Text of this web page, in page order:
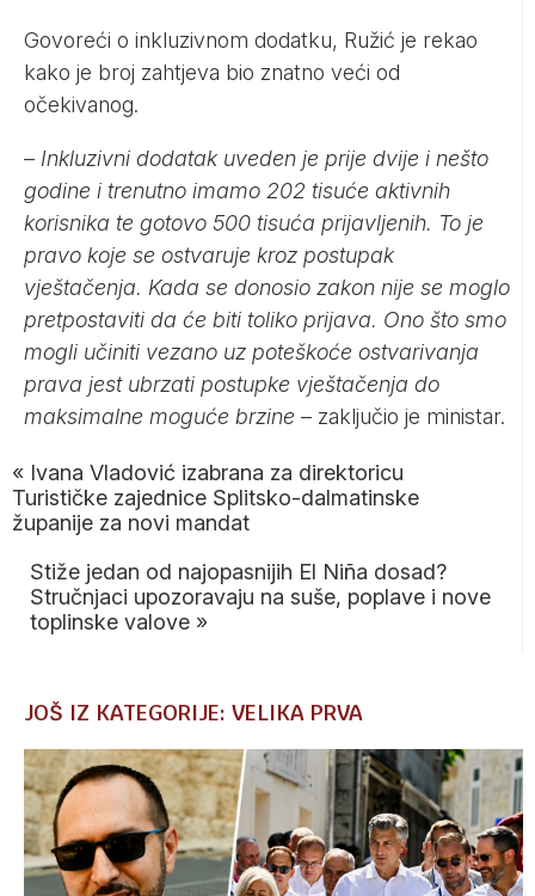
Govoreći o inkluzivnom dodatku, Ružić je rekao
kako je broj zahtjeva bio znatno veći od
očekivanog.
– Inkluzivni dodatak uveden je prije dvije i nešto
godine i trenutno imamo 202 tisuće aktivnih
korisnika te gotovo 500 tisuća prijavljenih. To je
pravo koje se ostvaruje kroz postupak
vještačenja. Kada se donosio zakon nije se moglo
pretpostaviti da će biti toliko prijava. Ono što smo
mogli učiniti vezano uz poteškoće ostvarivanja
prava jest ubrzati postupke vještačenja do
maksimalne moguće brzine – zaključio je ministar.
« Ivana Vladović izabrana za direktoricu
Turističke zajednice Splitsko-dalmatinske
županije za novi mandat
Stiže jedan od najopasnijih El Niña dosad?
Stručnjaci upozoravaju na suše, poplave i nove
toplinske valove »
JOŠ IZ KATEGORIJE: VELIKA PRVA